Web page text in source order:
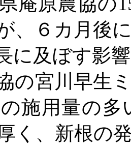
、６カ月後
に及ぼす影響
の宮川早生
施用量の
く、新根の